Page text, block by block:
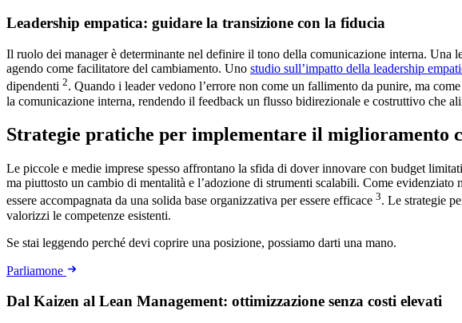
Leadership empatica: guidare la transizione con la fiducia
Il ruolo dei manager è determinante nel definire il tono della comunicazione interna.
agendo come facilitatore del cambiamento. Uno studio sull’impatto della leadership
dipendenti 2. Quando i leader vedono l’errore non come un fallimento da punire, ma
la comunicazione interna, rendendo il feedback un flusso bidirezionale e costruttivo che
Strategie pratiche per implementare il miglioramento
Le piccole e medie imprese spesso affrontano la sfida di dover innovare con budget
ma piuttosto un cambio di mentalità e l’adozione di strumenti scalabili. Come evidenziato
essere accompagnata da una solida base organizzativa per essere efficace 3. Le strategie
valorizzi le competenze esistenti.
Se stai leggendo perché devi coprire una posizione, possiamo darti una mano.
Parliamone
Dal Kaizen al Lean Management: ottimizzazione senza costi elevati